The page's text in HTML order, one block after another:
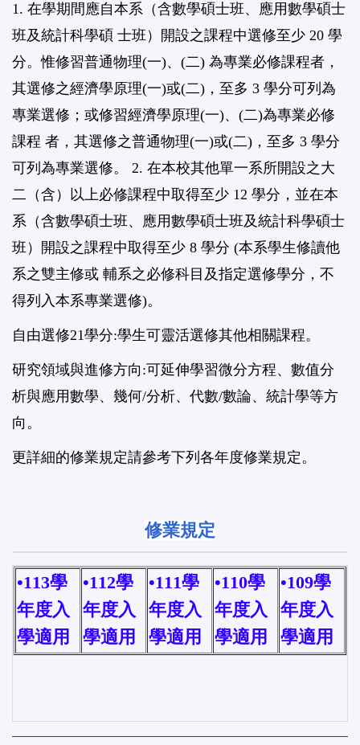
1. 在學期間應自本系（含數學碩士班、應用數學碩士
班及統計科學碩 士班）開設之課程中選修至少 20 學
分。惟修習普通物理(一)、(二) 為專業必修課程者，
其選修之經濟學原理(一)或(二)，至多 3 學分可列為
專業選修；或修習經濟學原理(一)、(二)為專業必修
課程 者，其選修之普通物理(一)或(二)，至多 3 學分
可列為專業選修。 2. 在本校其他單一系所開設之大
二（含）以上必修課程中取得至少 12 學分，並在本
系（含數學碩士班、應用數學碩士班及統計科學碩士
班）開設之課程中取得至少 8 學分 (本系學生修讀他
系之雙主修或 輔系之必修科目及指定選修學分，不
得列入本系專業選修)。
自由選修21學分:學生可靈活選修其他相關課程。
研究領域與進修方向:可延伸學習微分方程、數值分
析與應用數學、幾何/分析、代數/數論、統計學等方
向。
更詳細的修業規定請參考下列各年度修業規定。
修業規定
•113學
年度入
學適用
•112學
年度入
學適用
•111學
年度入
學適用
•110學
年度入
學適用
•109學
年度入
學適用